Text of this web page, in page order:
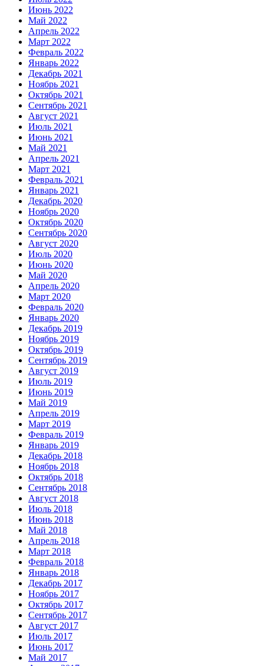
Июнь 2022
Май 2022
Апрель 2022
Март 2022
Февраль 2022
Январь 2022
Декабрь 2021
Ноябрь 2021
Октябрь 2021
Сентябрь 2021
Август 2021
Июль 2021
Июнь 2021
Май 2021
Апрель 2021
Март 2021
Февраль 2021
Январь 2021
Декабрь 2020
Ноябрь 2020
Октябрь 2020
Сентябрь 2020
Август 2020
Июль 2020
Июнь 2020
Май 2020
Апрель 2020
Март 2020
Февраль 2020
Январь 2020
Декабрь 2019
Ноябрь 2019
Октябрь 2019
Сентябрь 2019
Август 2019
Июль 2019
Июнь 2019
Май 2019
Апрель 2019
Март 2019
Февраль 2019
Январь 2019
Декабрь 2018
Ноябрь 2018
Октябрь 2018
Сентябрь 2018
Август 2018
Июль 2018
Июнь 2018
Май 2018
Апрель 2018
Март 2018
Февраль 2018
Январь 2018
Декабрь 2017
Ноябрь 2017
Октябрь 2017
Сентябрь 2017
Август 2017
Июль 2017
Июнь 2017
Май 2017